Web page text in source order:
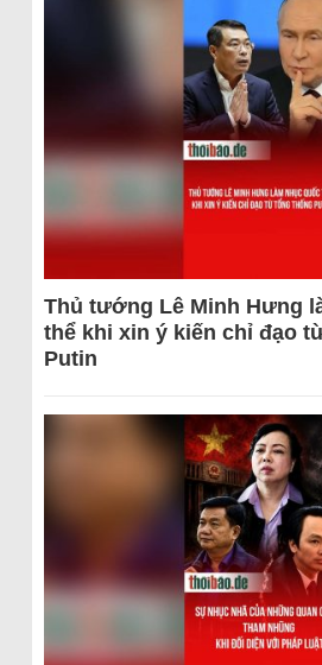
Thủ tướng Lê Minh Hưng
thể khi xin ý kiến chỉ đạo
Putin